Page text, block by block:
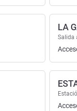
LA
Salida